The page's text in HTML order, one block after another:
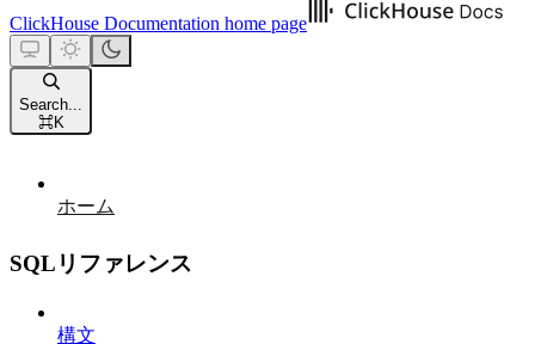
ClickHouse Documentation home page
Search...
⌘K
ホーム
SQLリファレンス
構文